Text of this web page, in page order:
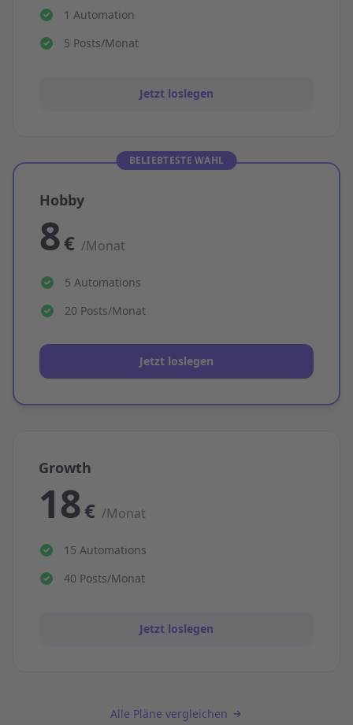
1 Automation
5 Posts/Monat
Jetzt loslegen
BELIEBTESTE WAHL
Hobby
8€ /Monat
5 Automations
20 Posts/Monat
Jetzt loslegen
Growth
18€ /Monat
15 Automations
40 Posts/Monat
Jetzt loslegen
Alle Pläne vergleichen